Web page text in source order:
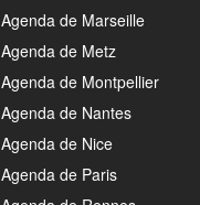
Agenda de Marseille
Agenda de Metz
Agenda de Montpellier
Agenda de Nantes
Agenda de Nice
Agenda de Paris